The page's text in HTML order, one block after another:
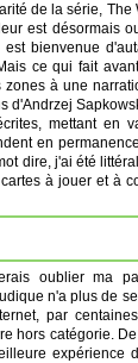
de la série, The
est désormais
est bienvenue
ce qui fait
zones à une
d'Andrzej
mettant en
en
dire, j'ai été
à jouer et à
oublier ma
n'a plus de
par
hors catégorie.
expérience